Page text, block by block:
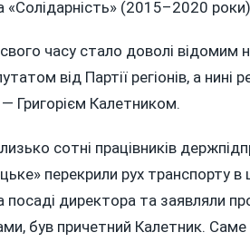
(2015–2020
часу стало доволі відомим
від Партії регіонів, а нині
— Григорієм Калетником.
сотні працівників
перекрили рух транспорту
посаді директора та заявляли
був причетний Калетник.